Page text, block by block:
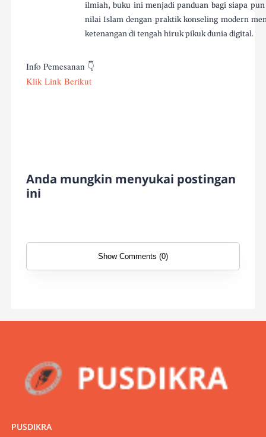
ilmiah, buku ini menjadi panduan bagi siapa
nilai Islam dengan praktik konseling modern
ketenangan di tengah hiruk pikuk dunia digital.
Info Pemesanan 👇
Klik Link Berikut
Anda mungkin menyukai postingan
ini
Show Comments (0)
PUSDIKRA